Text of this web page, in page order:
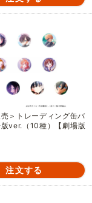
＞トレーディング缶バ
ver.（10種）【劇場版